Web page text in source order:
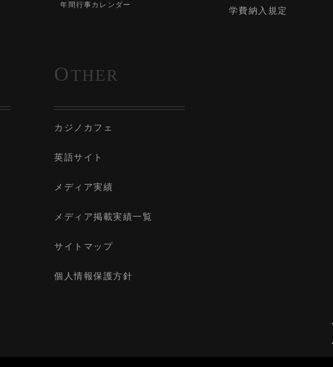
年間行事カレンダー
学費納入規定
OTHER
カジノカフェ
英語サイト
メディア実績
メディア掲載実績一覧
サイトマップ
個人情報保護方針